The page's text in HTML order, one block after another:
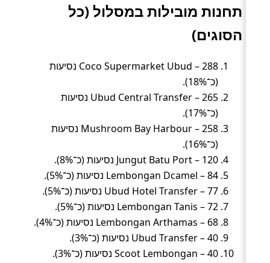
תחנות מובילות במסלול (כל
הסוגים)
Coco Supermarket Ubud – 288 נסיעות
(כ־18%).
Ubud Central Transfer – 265 נסיעות
(כ־17%).
Mushroom Bay Harbour – 258 נסיעות
(כ־16%).
Jungut Batu Port – 120 נסיעות (כ־8%).
Lembongan Dcamel – 84 נסיעות (כ־5%).
Ubud Hotel Transfer – 77 נסיעות (כ־5%).
Lembongan Tanis – 72 נסיעות (כ־5%).
Lembongan Arthamas – 68 נסיעות (כ־4%).
Ubud Transfer – 40 נסיעות (כ־3%).
Scoot Lembongan – 40 נסיעות (כ־3%).